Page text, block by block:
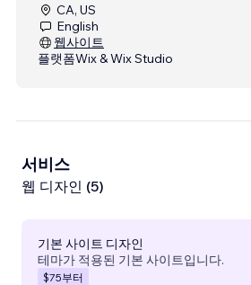
CA, US
English
웹사이트
플랫폼Wix & Wix Studio
서비스
웹 디자인 (5)
기본 사이트 디자인
테마가 적용된 기본 사이트입니다.
$75부터